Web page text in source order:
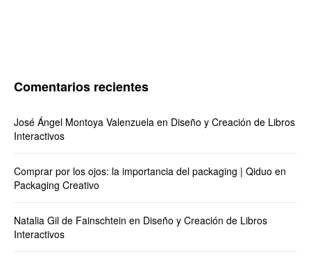
Comentarios recientes
José Ángel Montoya Valenzuela en Diseño y Creación de Libros
Interactivos
Comprar por los ojos: la importancia del packaging | Qiduo en
Packaging Creativo
Natalia Gil de Fainschtein en Diseño y Creación de Libros
Interactivos